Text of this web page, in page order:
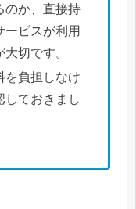
のか、直接持
ービスが利用
切です。
を負担しなけ
しておきまし